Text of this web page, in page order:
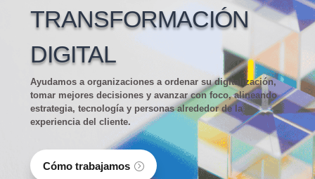
TRANSFORMACIÓN
DIGITAL
Ayudamos a organizaciones a ordenar su digitalización,
tomar mejores decisiones y avanzar con foco, alineando
estrategia, tecnología y personas alrededor de la
experiencia del cliente.
Cómo trabajamos